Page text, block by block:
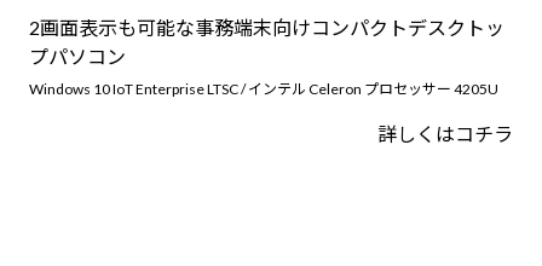
2画面表示も可能な事務端末向けコンパクトデスクトッ
プパソコン
Windows 10 IoT Enterprise LTSC / インテル Celeron プロセッサー 4205U
詳しくはコチラ